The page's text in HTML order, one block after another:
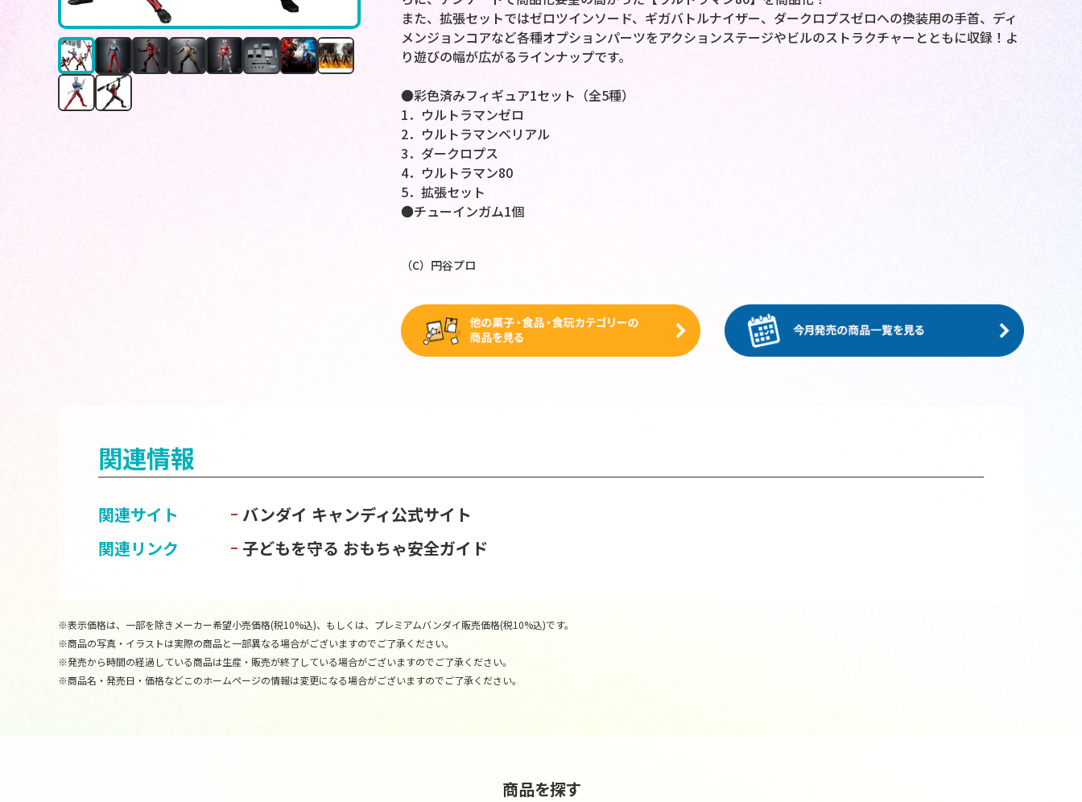
また、拡張セットではゼロツインソード、ギガバトルナイザー、ダークロプスゼロへの換装用の手首、ディ
メンジョンコアなど各種オプションパーツをアクションステージやビルのストラクチャーとともに収録！よ
り遊びの幅が広がるラインナップです。
●彩色済みフィギュア1セット（全5種）
1．ウルトラマンゼロ
2．ウルトラマンベリアル
3．ダークロプス
4．ウルトラマン80
5．拡張セット
●チューインガム1個
（C）円谷プロ
関連情報
関連サイト
バンダイ キャンディ公式サイト
関連リンク
子どもを守る おもちゃ安全ガイド
※表示価格は、一部を除きメーカー希望小売価格(税10%込)、もしくは、プレミアムバンダイ販売価格(税10%込)です。
※商品の写真・イラストは実際の商品と一部異なる場合がございますのでご了承ください。
※発売から時間の経過している商品は生産・販売が終了している場合がございますのでご了承ください。
※商品名・発売日・価格などこのホームページの情報は変更になる場合がございますのでご了承ください。
商品を探す